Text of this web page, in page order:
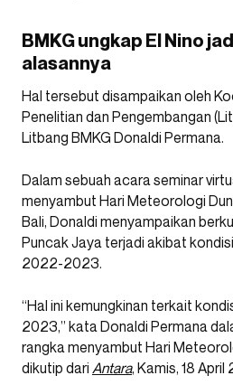
BMKG ungkap El Nino
alasannya
Hal tersebut disampaikan oleh
Penelitian dan Pengembangan
Litbang BMKG Donaldi Permana.
Dalam sebuah acara seminar
menyambut Hari Meteorologi
Bali, Donaldi menyampaikan
Puncak Jaya terjadi akibat
2022-2023.
“Hal ini kemungkinan terkait
2023,” kata Donaldi Permana
rangka menyambut Hari
dikutip dari Antara, Kamis, 18 April